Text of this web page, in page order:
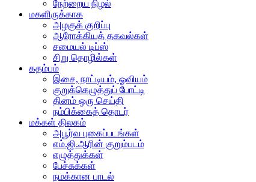
நேற்றைய நிழல்
மகளிருக்காக
அழகுக் குறிப்பு
ஆரோக்கியத் தகவல்கள்
சமையல் டிப்ஸ்
சிறு தொழில்கள்
கதம்பம்
இசை, நாட்டியம், ஓவியம்
குறுக்கெழுத்துப் போட்டி
தினம் ஒரு செய்தி
நம்பிக்கைத் தொடர்
மக்கள் திலகம்
அபூர்வ புகைப்படங்கள்
எம்.ஜி.ஆரின் குறும்படம்
எழுத்துக்கள்
பேச்சுக்கள்
நமக்கான பாடல்